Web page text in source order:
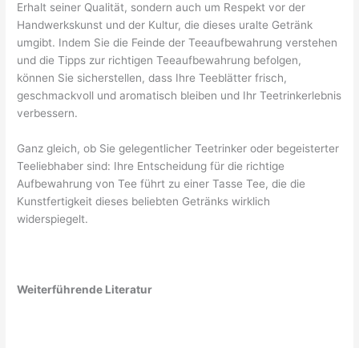
Erhalt seiner Qualität, sondern auch um Respekt vor der
Handwerkskunst und der Kultur, die dieses uralte Getränk
umgibt. Indem Sie die Feinde der Teeaufbewahrung verstehen
und die Tipps zur richtigen Teeaufbewahrung befolgen,
können Sie sicherstellen, dass Ihre Teeblätter frisch,
geschmackvoll und aromatisch bleiben und Ihr Teetrinkerlebnis
verbessern.
Ganz gleich, ob Sie gelegentlicher Teetrinker oder begeisterter
Teeliebhaber sind: Ihre Entscheidung für die richtige
Aufbewahrung von Tee führt zu einer Tasse Tee, die die
Kunstfertigkeit dieses beliebten Getränks wirklich
widerspiegelt.
Weiterführende Literatur